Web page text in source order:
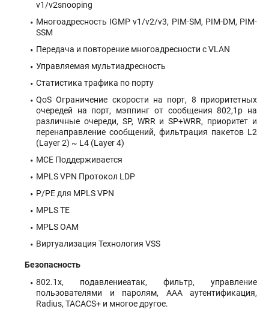
v1/v2snooping
Многоадресность IGMP v1/v2/v3, PIM-SM, PIM-DM, PIM-
SSM
Передача и повторение многоадресности с VLAN
Управляемая мультиадресность
Статистика трафика по порту
QoS Ограничение скорости на порт, 8 приоритетных
очередей на порт, мэппинг от сообщения 802,1р на
различные очереди, SP, WRR и SP+WRR, приоритет и
перенаправление сообщений, фильтрация пакетов L2
(Layer 2) ~ L4 (Layer 4)
MCE Поддерживается
MPLS VPN Протокол LDP
P/PE для MPLS VPN
MPLS TE
MPLS OAM
Виртуализация Технология VSS
Безопасность
802.1x, подавлениеатак, фильтр, управление
пользователями и паролям, AAA аутентификация,
Radius, TACACS+ и многое другое.